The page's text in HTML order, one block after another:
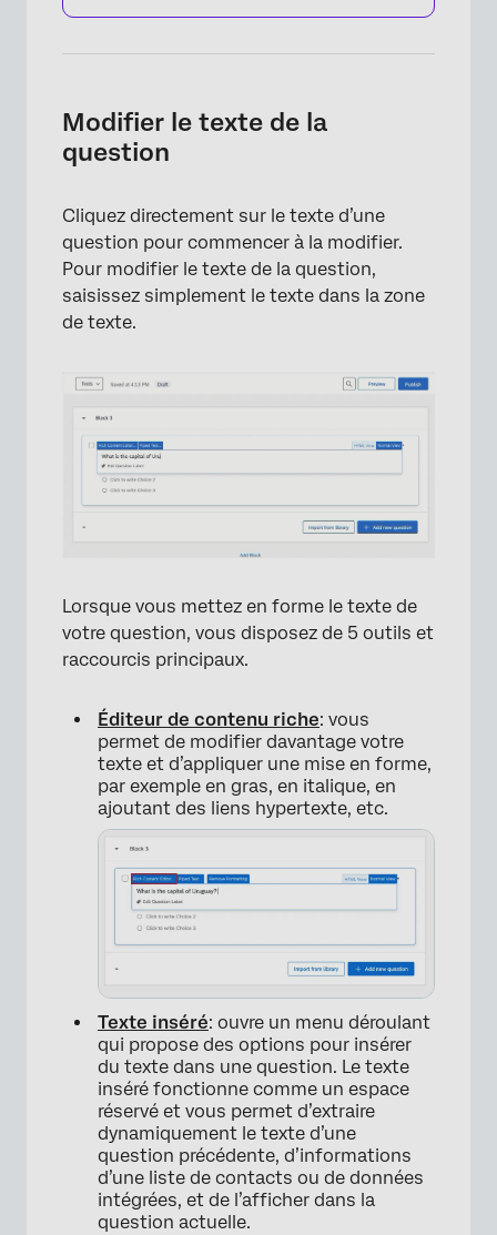
×
Modifier le texte de la
question
Cliquez directement sur le texte d’une
question pour commencer à la modifier.
Pour modifier le texte de la question,
saisissez simplement le texte dans la zone
de texte.
Lorsque vous mettez en forme le texte de
votre question, vous disposez de 5 outils et
raccourcis principaux.
Éditeur de contenu riche: vous
permet de modifier davantage votre
texte et d’appliquer une mise en forme,
par exemple en gras, en italique, en
ajoutant des liens hypertexte, etc.
Texte inséré: ouvre un menu déroulant
qui propose des options pour insérer
du texte dans une question. Le texte
inséré fonctionne comme un espace
réservé et vous permet d’extraire
dynamiquement le texte d’une
question précédente, d’informations
d’une liste de contacts ou de données
intégrées, et de l’afficher dans la
question actuelle.